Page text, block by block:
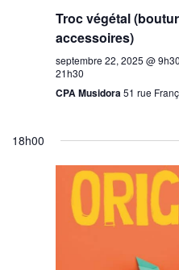
Troc végétal
accessoires)
septembre 22, 2025 @ 9h30
21h30
CPA Musidora51 rue
18h00